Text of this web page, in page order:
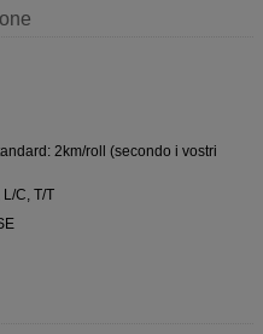
2km/roll (secondo i vostri
C, T/T